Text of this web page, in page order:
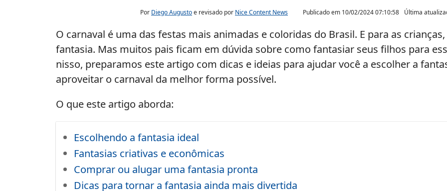
Por Diego Augustoe revisado por Nice Content News Publicado em 10/02/2024 07:10:58 Última
O carnaval é uma das festas mais animadas e coloridas do Brasil. E para as
fantasia. Mas muitos pais ficam em dúvida sobre como fantasiar seus filhos para
nisso, preparamos este artigo com dicas e ideias para ajudar você a escolher a
aproveitar o carnaval da melhor forma possível.
O que este artigo aborda:
Escolhendo a fantasia ideal
Fantasias criativas e econômicas
Comprar ou alugar uma fantasia pronta
Dicas para tornar a fantasia ainda mais divertida